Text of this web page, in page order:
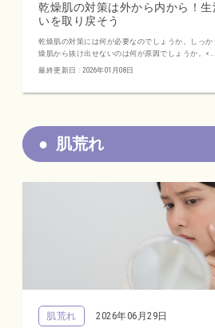
乾燥肌の対策は外から内から！
いを取り戻そう
乾燥肌の対策には何が必要なのでしょうか。しっ
燥肌から抜け出せないのは何が原因でしょうか。<...
最終更新日 : 2026年01月08日
肌荒れ
肌荒れ 2026年06月29日